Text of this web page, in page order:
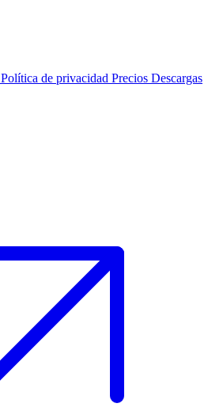
Política de privacidad Precios Descargas